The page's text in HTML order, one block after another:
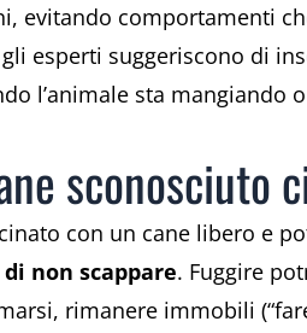
evitando comportamenti
esperti suggeriscono di
l’animale sta mangiando
sconosciuto
con un cane libero e
non scappare. Fuggire
rimanere immobili